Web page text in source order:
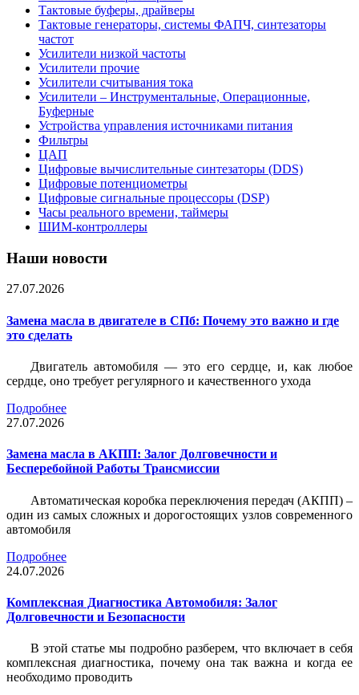
Тактовые буферы, драйверы
Тактовые генераторы, системы ФАПЧ, синтезаторы
частот
Усилители низкой частоты
Усилители прочие
Усилители считывания тока
Усилители – Инструментальные, Операционные,
Буферные
Устройства управления источниками питания
Фильтры
ЦАП
Цифровые вычислительные синтезаторы (DDS)
Цифровые потенциометры
Цифровые сигнальные процессоры (DSP)
Часы реального времени, таймеры
ШИМ-контроллеры
Наши новости
27.07.2026
Замена масла в двигателе в СПб: Почему это важно и где
это сделать
Двигатель автомобиля — это его сердце, и, как любое
сердце, оно требует регулярного и качественного ухода
Подробнее
27.07.2026
Замена масла в АКПП: Залог Долговечности и
Бесперебойной Работы Трансмиссии
Автоматическая коробка переключения передач (АКПП) –
один из самых сложных и дорогостоящих узлов современного
автомобиля
Подробнее
24.07.2026
Комплексная Диагностика Автомобиля: Залог
Долговечности и Безопасности
В этой статье мы подробно разберем, что включает в себя
комплексная диагностика, почему она так важна и когда ее
необходимо проводить